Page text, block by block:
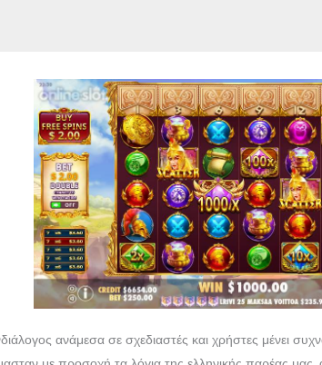
ανάμεσα σε σχεδιαστές και χρήστες μένει